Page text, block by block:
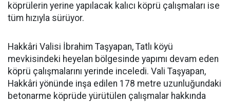
köprülerin yerine yapılacak kalıcı köprü çalışmaları ise
tüm hızıyla sürüyor.
Hakkâri Valisi İbrahim Taşyapan, Tatlı köyü
mevkisindeki heyelan bölgesinde yapımı devam eden
köprü çalışmalarını yerinde inceledi. Vali Taşyapan,
Hakkâri yönünde inşa edilen 178 metre uzunluğundaki
betonarme köprüde yürütülen çalışmalar hakkında